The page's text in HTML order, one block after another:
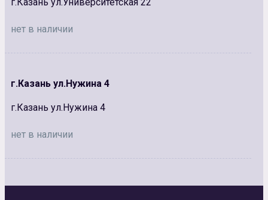
нет в наличии
г.Казань ул.Нужина 4
г.Казань ул.Нужина 4
нет в наличии